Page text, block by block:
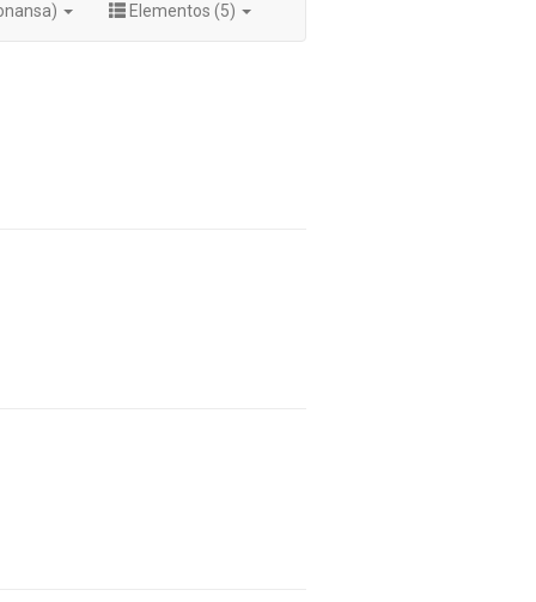
Elementos (5)